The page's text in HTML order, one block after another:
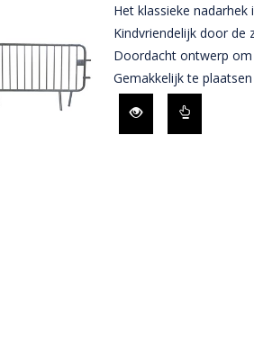
Het klassieke nadarhek
Kindvriendelijk door de
Doordacht ontwerp
Gemakkelijk te